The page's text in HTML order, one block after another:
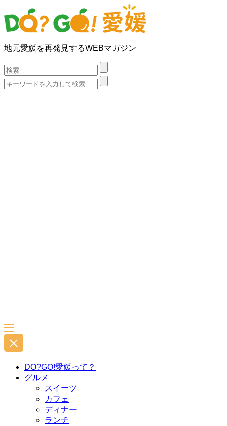
地元愛媛を再発見するWEBマガジン
検
索:
検
索:
DO?GO!愛媛って？
グルメ
スイーツ
カフェ
ディナー
ランチ